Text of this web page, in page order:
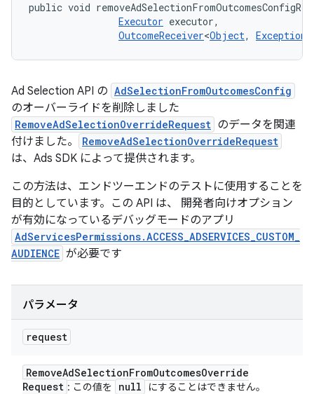
public void
Executor executor,
OutcomeReceiver<Object, Exception
Ad Selection API の AdSelectionFromOutcomesConfig
のオーバーライドを削除しました
RemoveAdSelectionOverrideRequest のデータを関連
付けました。
RemoveAdSelectionOverrideRequest
は、Ads SDK によって提供されます。
この方法は、エンドツーエンドのテストに使用することを
目的としています。この API は、 開発者向けオプション
が有効になっているデバッグモードのアプリ
AdServicesPermissions.ACCESS_ADSERVICES_CUSTOM_
AUDIENCE が必要です
パラメータ
request
RemoveAdSelectionFromOutcomesOverride
Request : この値を null にすることはできません。